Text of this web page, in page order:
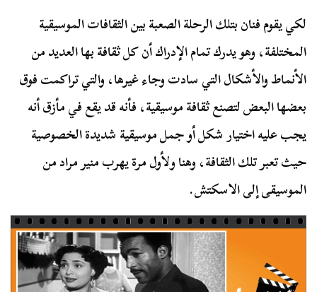
لكي يقوم فنان بتلك الرحلة الصعبة بين الثقافات الموسيقية
المختلفة، وهو يدرك تمام الإدراك أن كل ثقافة بها العديد من
الأنماط والأشكال التي سادت وجاء غيرها، والتي تراكمت فوق
بعضها البعض لتصنع ثقافة موسيقية، فأنه قد يقع في مأزق أنه
يجب عليه اختيار شكل أو جمل موسيقية شديدة الخصوصية
حيث تعبر تلك الثقافة، وهنا ولأول مرة يهرب منير مراد من
الموسيقى إلى الاسكتش.